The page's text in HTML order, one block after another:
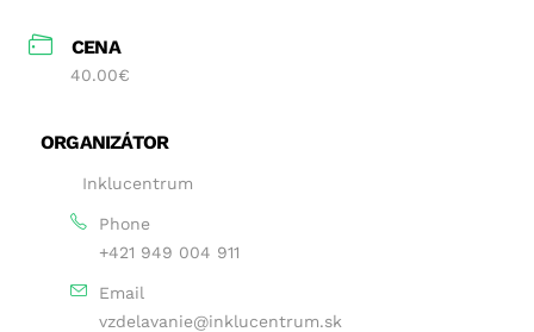
CENA
40.00€
ORGANIZÁTOR
Inklucentrum
Phone
+421 949 004 911
Email
vzdelavanie@inklucentrum.sk